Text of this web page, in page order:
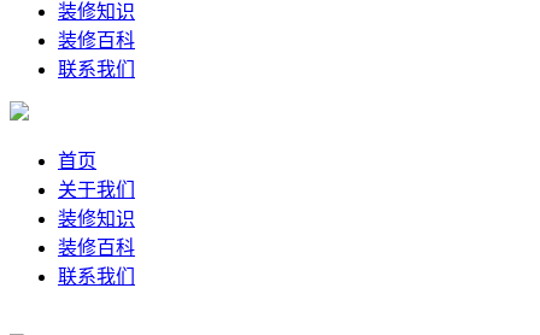
装修知识
装修百科
联系我们
首页
关于我们
装修知识
装修百科
联系我们